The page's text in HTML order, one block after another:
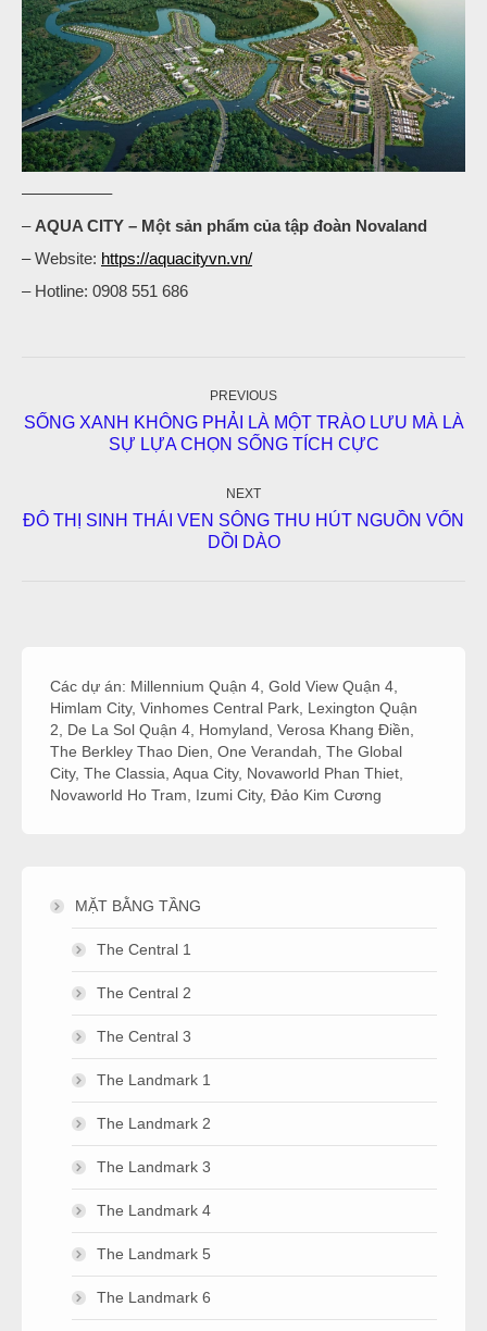
—————–
– AQUA CITY – Một sản phẩm của tập đoàn Novaland
– Website: https://aquacityvn.vn/
– Hotline: 0908 551 686
PREVIOUS
Previous
post:
SỐNG XANH KHÔNG PHẢI LÀ MỘT TRÀO LƯU MÀ LÀ
SỰ LỰA CHỌN SỐNG TÍCH CỰC
NEXT
Next
post:
ĐÔ THỊ SINH THÁI VEN SÔNG THU HÚT NGUỒN VỐN
DỒI DÀO
Các dự án: Millennium Quận 4 Gold View Quận 4
Himlam City, Vinhomes Central Park Lexington Quận
2
De La Sol Quận 4 Homyland Verosa Khang Điền
The Berkley Thao Dien One Verandah The Global
City, The Classia Aqua City, Novaworld Phan Thiet
Novaworld Ho Tram
Izumi City, Đảo Kim Cương
MẶT BẰNG TẦNG
The Central 1
The Central 2
The Central 3
The Landmark 1
The Landmark 2
The Landmark 3
The Landmark 4
The Landmark 5
The Landmark 6